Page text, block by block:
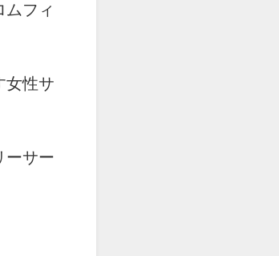
フィ
女性サ
ーサー